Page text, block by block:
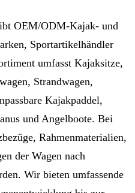
OEM/ODM-Kajak- und
Sportartikelhändler
umfasst Kajaksitze,
Strandwagen,
Kajakpaddel,
und Angelboote. Bei
Rahmenmaterialien,
der Wagen nach
Wir bieten umfassende